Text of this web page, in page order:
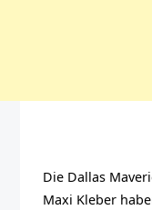
Die Dallas
Maxi Kleber